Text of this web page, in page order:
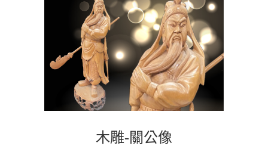
木雕-關公像